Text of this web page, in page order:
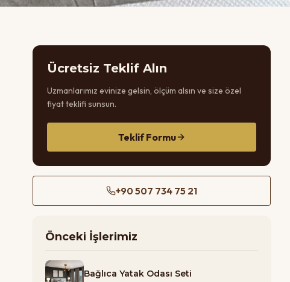
Ücretsiz Teklif Alın
Uzmanlarımız evinize gelsin, ölçüm alsın ve size özel
fiyat teklifi sunsun.
Teklif Formu
+90 507 734 75 21
Önceki İşlerimiz
Bağlıca Yatak Odası Seti